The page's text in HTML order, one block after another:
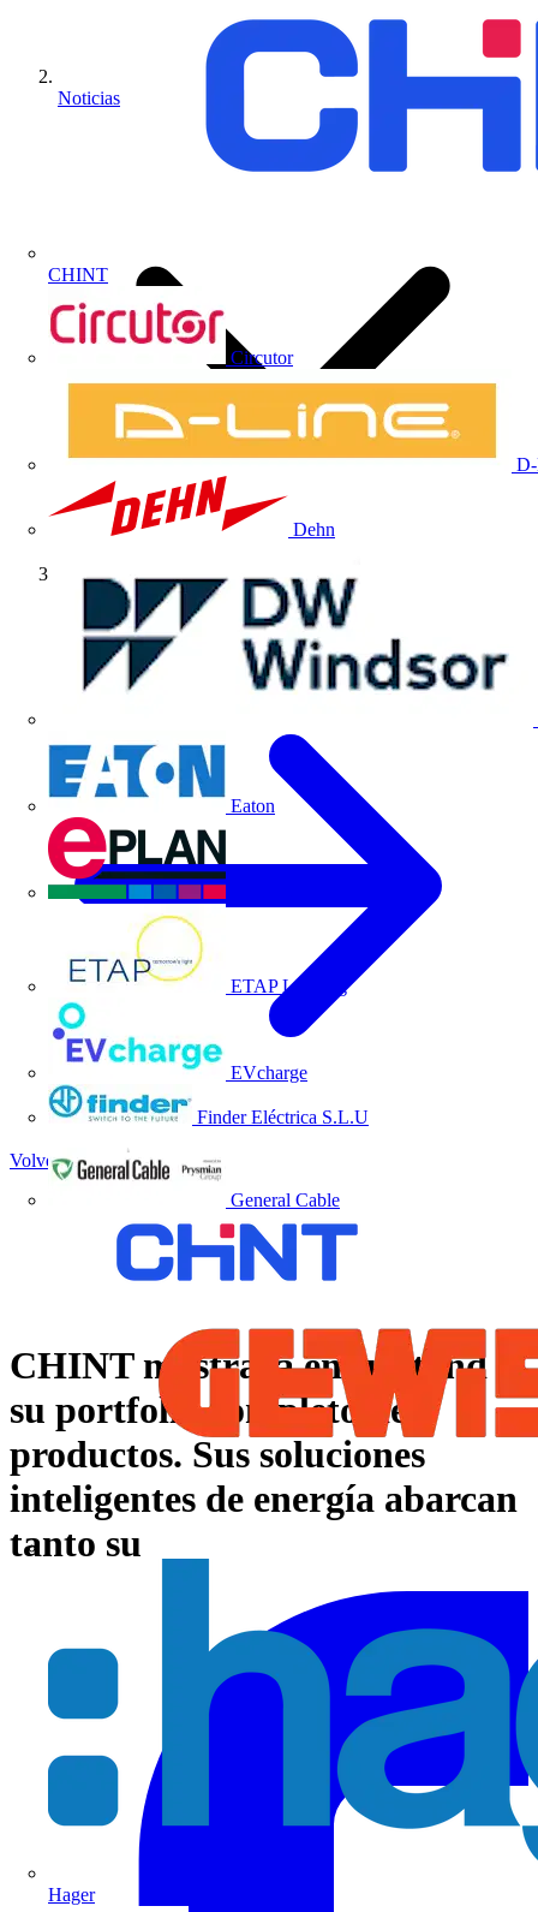
CHINT
Circutor
Dehn
Eaton
ETAP Lighting
EVcharge
Finder Eléctrica S.L.U
General Cable
Hager
Noticias
Volver a Noticias
CHINT mostrará en su stand
su portfolio completo de
productos. Sus soluciones
inteligentes de energía abarcan
tanto su